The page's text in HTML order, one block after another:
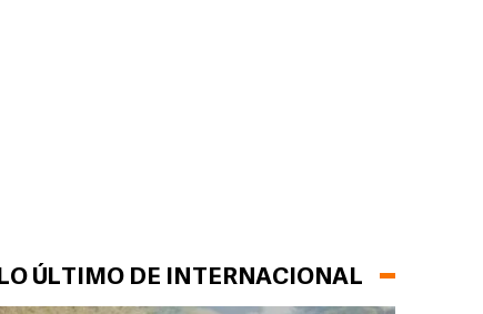
LO ÚLTIMO DE INTERNACIONAL